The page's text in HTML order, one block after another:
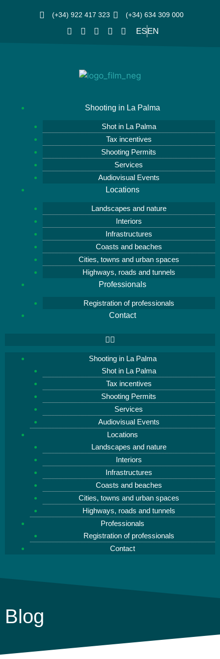
(+34) 922 417 323 (+34) 634 309 000
ESEN
Shooting in La Palma
Shot in La Palma
Tax incentives
Shooting Permits
Services
Audiovisual Events
Locations
Landscapes and nature
Interiors
Infrastructures
Coasts and beaches
Cities, towns and urban spaces
Highways, roads and tunnels
Professionals
Registration of professionals
Contact
Shooting in La Palma
Shot in La Palma
Tax incentives
Shooting Permits
Services
Audiovisual Events
Locations
Landscapes and nature
Interiors
Infrastructures
Coasts and beaches
Cities, towns and urban spaces
Highways, roads and tunnels
Professionals
Registration of professionals
Contact
Blog